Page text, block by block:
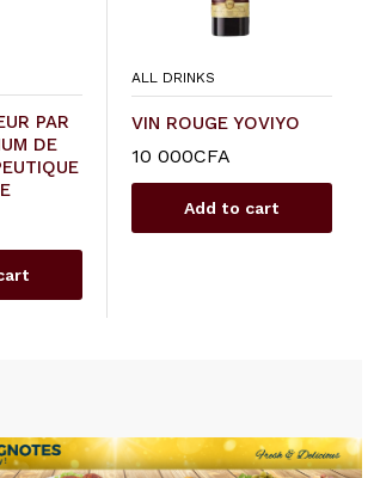
PAR
DE
ALL DRINKS
VIN ROUGE YOVIYO
10 000CFA
Add to cart